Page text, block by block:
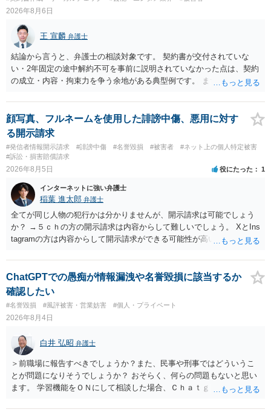
2026年8月6日
王 宣麟 弁護士
結論から言うと、弁護士の相談対象です。 契約書が交付されていな
い・2年固定の途中解約不可を事前に説明されていなかった点は、契約
の成立・内容・拘束力を争う余地がある典型例です。 まずは、運営と
みてはいかがでしょうか。 また同時並行で（もしまだされていないの
であれば）書面で退所意思の明確化はしておくべきだと考えます。
顔写真、フルネームを使用した誹謗中傷、悪用に対す
る開示請求
#発信者情報開示請求 #誹謗中傷 #名誉毀損 #被害者
#ネット上の個人特定被害
#訴訟・損害賠償請求
2026年8月5日 役にたった 1
インターネットに強い弁護士
稲葉 進太郎 弁護士
全てが同じ人物の犯行かは分かりませんが、開示請求は可能でしょう
か？ →５ｃｈの方の開示請求は内容からして難しいでしょう。 XとIns
tagramの方は内容からして開示請求ができる可能性が高いでしょう。
いでしょう。７月中にアカウントが削除されている場合、今から進め
ても失敗する可能性が高いように思われます。 相手を特定できた場
合、相手に全ての弁護士費用を負担させることは可能でしょうか？ →
訴訟外の交渉で相手方が認めれば負担させることができるでしょう。
訴訟で判決となった場合は、実際の弁護士費用が認められる場合と認
められない場合があり何ともいえないところでしょう。
ChatGPTでの愚痴が情報漏洩や名誉毀損に該当するか
確認したい
#名誉毀損 #風評被害・営業妨害 #個人・プライベート
2026年8月4日
白井 弘昭 弁護士
＞前職場に報告すべきでしょうか？また、民事や刑事ではどういうこ
とが問題になりそうでしょうか？ おそらく、何らの問題もないと思い
ます。 学習機能をＯＮにして相談した場合、Ｃｈａｔｇｐｔがｏｐｅ
する可能性がありますが、個人名や会社名を特定していない限り、一